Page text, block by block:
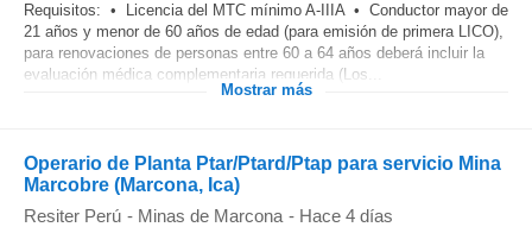
Requisitos: • Licencia del MTC mínimo A-IIIA • Conductor mayor de
21 años y menor de 60 años de edad (para emisión de primera LICO),
para renovaciones de personas entre 60 a 64 años deberá incluir la
evaluación médica complementaria requerida (Los...
Mostrar más
Operario de Planta Ptar/Ptard/Ptap para servicio Mina
Marcobre (Marcona, Ica)
Resiter Perú - Minas de Marcona - Hace 4 días